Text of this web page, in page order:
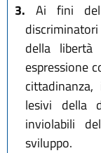
3. Ai fini
della
espressione
lesivi della
inviolabili
sviluppo.